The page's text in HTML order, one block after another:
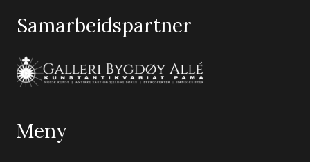
Samarbeidspartner
Meny